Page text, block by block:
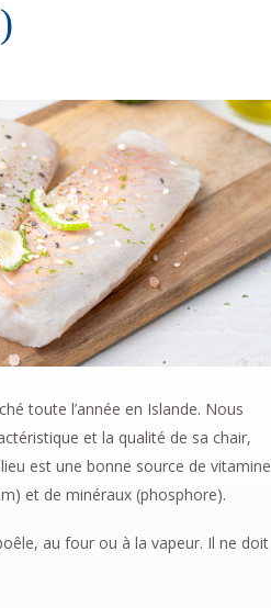
toute l’année en Islande. Nous
et la qualité de sa chair,
est une bonne source de vitamine
et de minéraux (phosphore).
au four ou à la vapeur. Il ne doit